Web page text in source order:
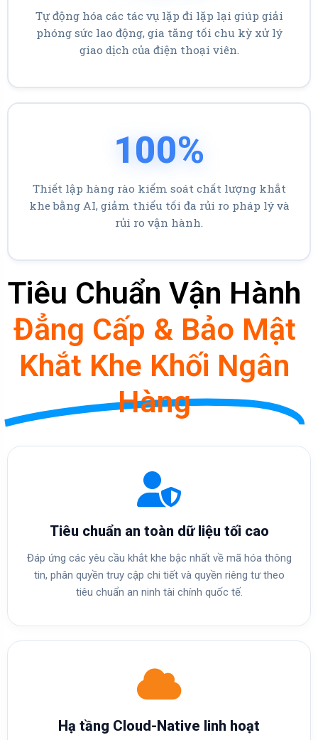
Tự động hóa các tác vụ lặp đi lặp lại giúp giải
phóng sức lao động, gia tăng tối chu kỳ xử lý
giao dịch của điện thoại viên.
Thiết lập hàng rào kiểm soát chất lượng khắt
khe bằng AI, giảm thiểu tối đa rủi ro pháp lý và
rủi ro vận hành.
100%
Tiêu Chuẩn Vận Hành
Đẳng Cấp & Bảo Mật
Khắt Khe Khối Ngân
Hàng
Tiêu chuẩn an toàn dữ liệu tối cao
Đáp ứng các yêu cầu khắt khe bậc nhất về mã hóa thông
tin, phân quyền truy cập chi tiết và quyền riêng tư theo
tiêu chuẩn an ninh tài chính quốc tế.
Hạ tầng Cloud-Native linh hoạt